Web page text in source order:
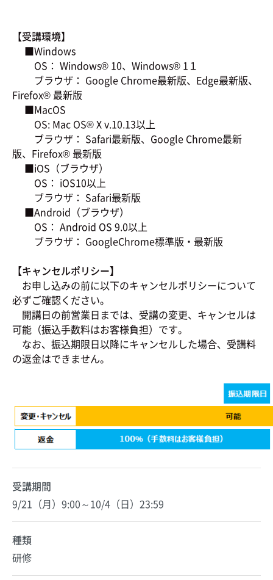
【受講環境】
■Windows
OS： Windows® 10、Windows® 1１
ブラウザ： Google Chrome最新版、Edge最新版、
Firefox® 最新版
■MacOS
OS: Mac OS® X v.10.13以上
ブラウザ： Safari最新版、Google Chrome最新
版、Firefox® 最新版
■iOS（ブラウザ）
OS： iOS10以上
ブラウザ： Safari最新版
■Android（ブラウザ）
OS： Android OS 9.0以上
ブラウザ： GoogleChrome標準版・最新版
【キャンセルポリシー】
お申し込みの前に以下のキャンセルポリシーについて
必ずご確認ください。
開講日の前営業日までは、受講の変更、キャンセルは
可能（振込手数料はお客様負担）です。
なお、振込期限日以降にキャンセルした場合、受講料
の返金はできません。
受講期間
9/21（月）9:00～10/4（日）23:59
種類
研修